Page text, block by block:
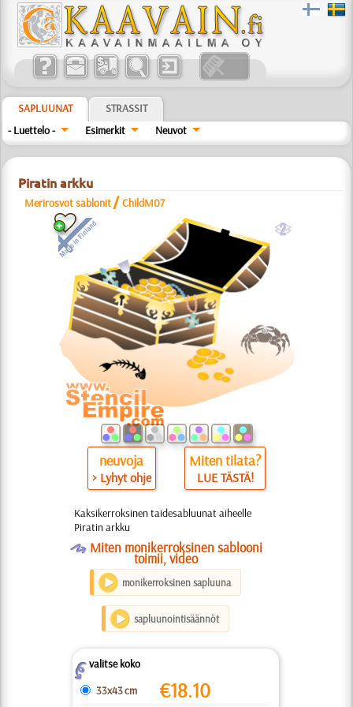
SAPLUUNAT
STRASSIT
- Luettelo -
Esimerkit Neuvot
Piratin arkku
Merirosvot sablonit /ChildM07
b
neuvoja
> Lyhyt ohje
Miten tilata?
LUE TÄSTÄ!
Kaksikerroksinen taidesabluunat aiheelle
Piratin arkku
OMiten monikerroksinen sablooni
toimii, video
monikerroksinen sapluuna
sapluunointisäännöt
Zvalitse koko
33x43 cm
€18.10